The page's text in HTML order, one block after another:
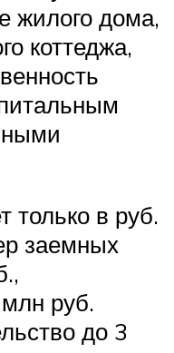
жилого дома,
коттеджа,
только в руб.
заемных
руб.
до 3